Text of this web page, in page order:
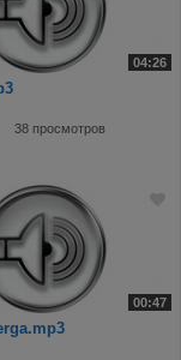
04:26
38 просмотров
00:47